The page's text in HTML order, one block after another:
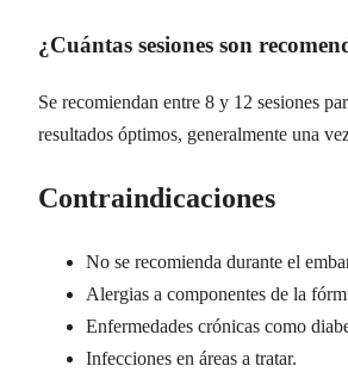
¿Cuántas sesiones son
Se recomiendan entre 8 y 12 sesiones
resultados óptimos, generalmente una
Contraindicaciones
No se recomienda durante el
Alergias a componentes de la
Enfermedades crónicas como
Infecciones en áreas a tratar.